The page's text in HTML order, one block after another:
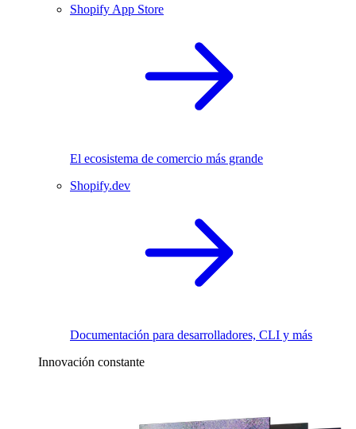
Shopify App Store
El ecosistema de comercio más grande
Shopify.dev
Documentación para desarrolladores, CLI y más
Innovación constante